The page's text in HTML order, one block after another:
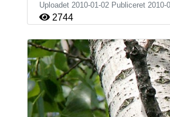
Uploadet 2010-01-02 Publiceret 2010-
2744